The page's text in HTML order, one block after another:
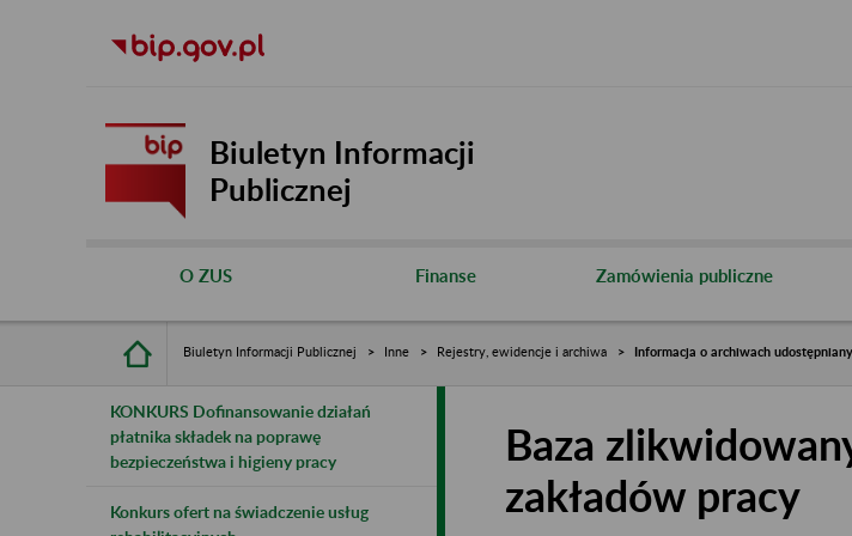
Biuletyn Informacji
Publicznej
O ZUS Finanse Zamówienia publiczne
Biuletyn Informacji Publicznej Inne Rejestry, ewidencje i archiwa Informacja o archiwach
KONKURS Dofinansowanie działań
płatnika składek na poprawę
bezpieczeństwa i higieny pracy
Konkurs ofert na świadczenie usług
Baza
zakładów pracy